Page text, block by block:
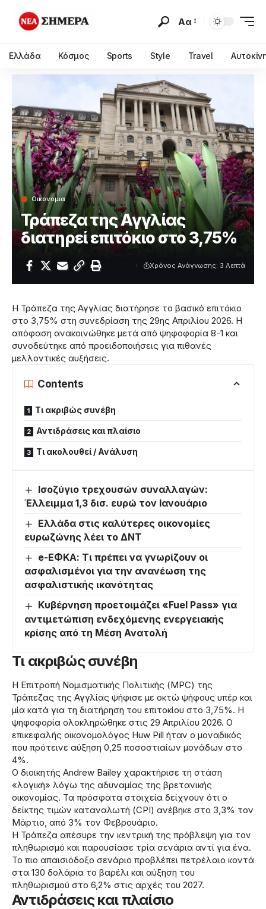
Αα
Ελλάδα Κόσμος Sports Style Travel
Οικονομια
Τράπεζα της Αγγλίας
διατηρεί επιτόκιο στο 3,75%
Χρόνος Ανάγνωσης: 3 Λεπτά
Η Τράπεζα της Αγγλίας διατήρησε το βασικό επιτόκιο
στο 3,75% στη συνεδρίαση της 29ης Απριλίου 2026. Η
απόφαση ανακοινώθηκε μετά από ψηφοφορία 8-1 και
συνοδεύτηκε από προειδοποιήσεις για πιθανές
μελλοντικές αυξήσεις.
Contents
Τι ακριβώς συνέβη
Αντιδράσεις και πλαίσιο
Τι ακολουθεί / Ανάλυση
Ισοζύγιο τρεχουσών συναλλαγών:
Έλλειμμα 1,3 δισ. ευρώ τον Ιανουάριο
Ελλάδα στις καλύτερες οικονομίες
ευρωζώνης λέει το ΔΝΤ
e-ΕΦΚΑ: Τι πρέπει να γνωρίζουν οι
ασφαλισμένοι για την ανανέωση της
ασφαλιστικής ικανότητας
Κυβέρνηση προετοιμάζει «Fuel Pass» για
αντιμετώπιση ενδεχόμενης ενεργειακής
κρίσης από τη Μέση Ανατολή
Τι ακριβώς συνέβη
Η Επιτροπή Νομισματικής Πολιτικής (MPC) της
Τράπεζας της Αγγλίας ψήφισε με οκτώ ψήφους υπέρ και
μία κατά για τη διατήρηση του επιτοκίου στο 3,75%. Η
ψηφοφορία ολοκληρώθηκε στις 29 Απριλίου 2026. Ο
επικεφαλής οικονομολόγος Huw Pill ήταν ο μοναδικός
που πρότεινε αύξηση 0,25 ποσοστιαίων μονάδων στο
4%.
Ο διοικητής Andrew Bailey χαρακτήρισε τη στάση
«λογική» λόγω της αδυναμίας της βρετανικής
οικονομίας. Τα πρόσφατα στοιχεία δείχνουν ότι ο
δείκτης τιμών καταναλωτή (CPI) ανέβηκε στο 3,3% τον
Μάρτιο, από 3% τον Φεβρουάριο.
Η Τράπεζα απέσυρε την κεντρική της πρόβλεψη για τον
πληθωρισμό και παρουσίασε τρία σενάρια αντί για ένα.
Το πιο απαισιόδοξο σενάριο προβλέπει πετρέλαιο κοντά
στα 130 δολάρια το βαρέλι και αύξηση του
πληθωρισμού στο 6,2% στις αρχές του 2027.
Αντιδράσεις και πλαίσιο